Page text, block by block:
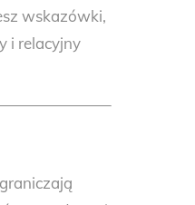
wskazówki,
i relacyjny